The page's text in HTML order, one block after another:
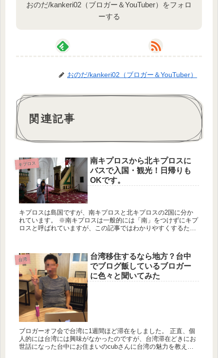
おのだ/kankeri02（ブロガー＆YouTuber）をフォロ
ーする
おのだ/kankeri02（ブロガー＆YouTuber）
関連記事
キプロス
南キプロスから北キプロスに
バスで入国・観光！日帰りも
OKです。
キプロスは島国ですが、南キプロスと北キプロスの2国に分か
れています。 ※南キプロスは一般的には「南」をつけずにキプ
ロスと呼ばれていますが、この記事ではわかりやすくするため
台湾
台湾移住するなら地方？台中
でブログ飯しているブロガー
に色々と聞いてみた
ブロガーオフ会で台湾に1週間ほど滞在をしました。 正直、個
人的には台湾には興味がなかったのですが、台湾滞在どきにお
世話になった台中にお住まいのcubさんに台湾の魅力を教えて